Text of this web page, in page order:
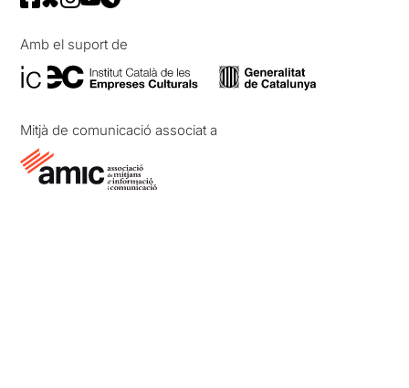
Amb el suport de
Mitjà de comunicació associat a